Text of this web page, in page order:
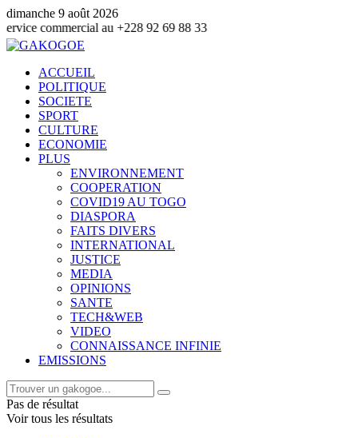
dimanche 9 août 2026
au +228 92 69 88 33
ACCUEIL
POLITIQUE
SOCIETE
SPORT
CULTURE
ECONOMIE
PLUS
ENVIRONNEMENT
COOPERATION
COVID19 AU TOGO
DIASPORA
FAITS DIVERS
INTERNATIONAL
JUSTICE
MEDIA
OPINIONS
SANTE
TECH&WEB
VIDEO
CONNAISSANCE INFINIE
EMISSIONS
Pas de résultat
Voir tous les résultats